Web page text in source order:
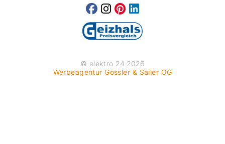
© elektro 24 2026
Werbeagentur Gössler & Sailer OG